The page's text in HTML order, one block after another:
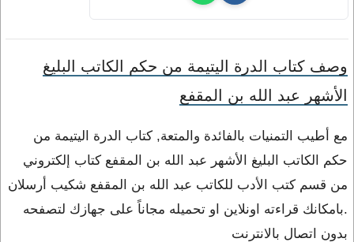
وصف كتاب الدرة اليتيمة من حكم الكاتب البليغ
الأشهر عبد الله بن المقفع
مع أطيب التمنيات بالفائدة والمتعة, كتاب الدرة اليتيمة من
حكم الكاتب البليغ الأشهر عبد الله بن المقفع كتاب إلكتروني
من قسم كتب الأدب للكاتب عبد الله بن المقفع شكيب أرسلان
.بامكانك قراءته اونلاين او تحميله مجاناً على جهازك لتصفحه
بدون اتصال بالانترنت